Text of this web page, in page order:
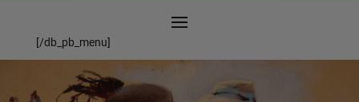
[/db_pb_menu]